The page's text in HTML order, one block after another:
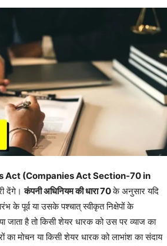
Act (Companies Act Section-70 in
देंगे।कंपनी अधिनियम की धारा 70के अनुसार यदि
के पूर्व या उसके पश्चात् स्वीकृत निक्षेपों के
जाता है तो किसी शेयर धारक को उस पर व्याज का
का मोचन या किसी शेयर धारक को लाभांश का संदाय